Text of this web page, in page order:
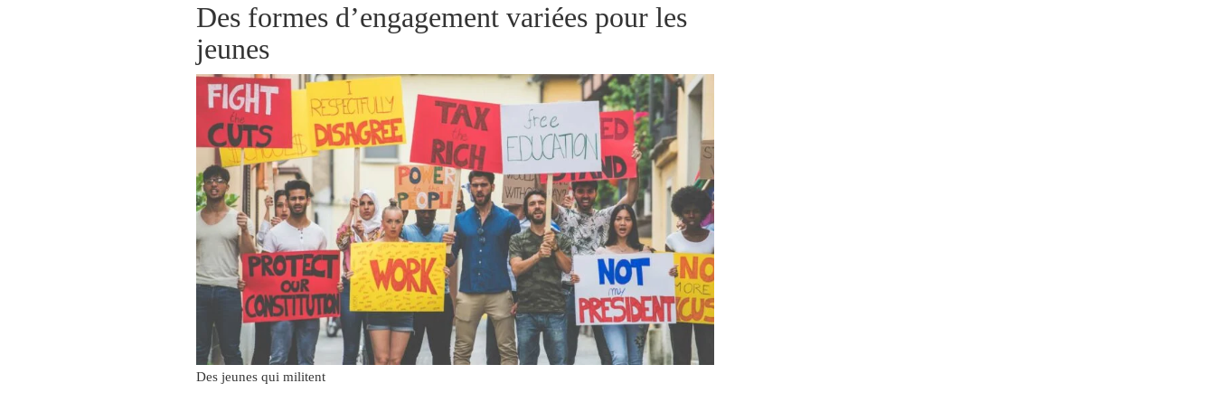
Des formes d’engagement variées pour les
jeunes
Des jeunes qui militent